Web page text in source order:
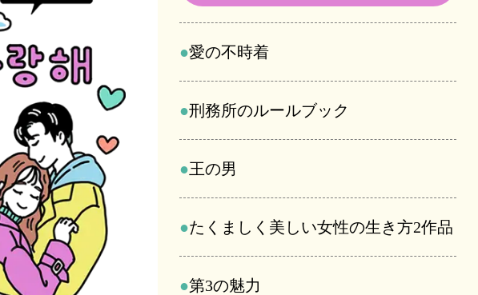
愛の不時着
刑務所のルールブック
王の男
たくましく美しい女性の生き方2作品
第3の魅力